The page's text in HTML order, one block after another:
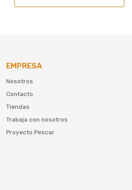
EMPRESA
Nosotros
Contacto
Tiendas
Trabaja con nosotros
Proyecto Pescar